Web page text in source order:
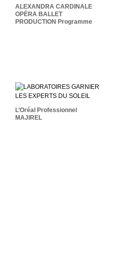
Programme
ALEXANDRA CARDINALE
OPÉRA BALLET
PRODUCTION Programme
L’Oréal Professionnel
MAJIREL
L’Oréal Professionnel
MAJIREL